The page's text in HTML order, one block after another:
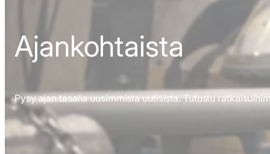
Ajankohtaista
Pysy ajan tasalla uusimmista uutisista. Tutustu